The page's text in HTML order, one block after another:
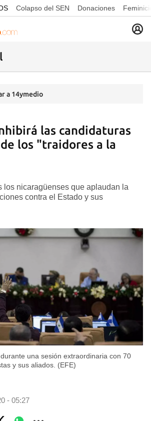
Colapso del SEN Donaciones
a 14ymedio
las candidaturas
los "traidores a la
los nicaragüenses que aplaudan la
contra el Estado y sus
una sesión extraordinaria con 70
y sus aliados. (EFE)
- 05:27